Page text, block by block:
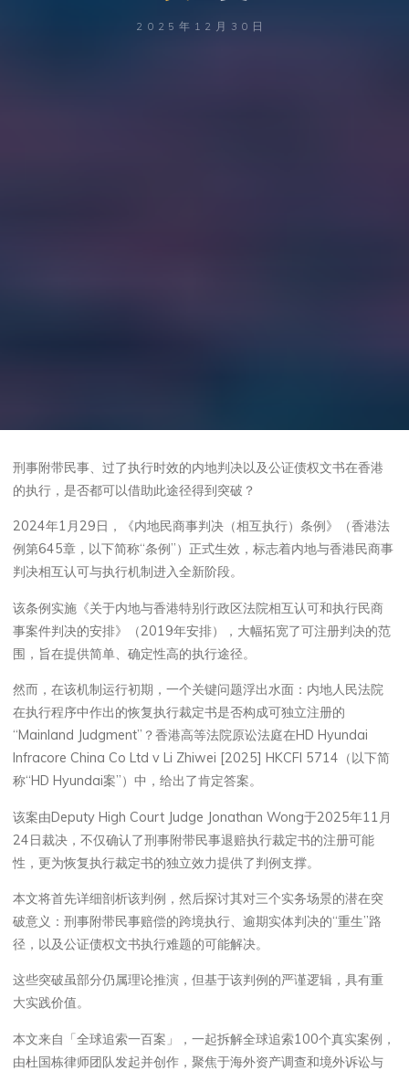
2025年12月30日
刑事附带民事、过了执行时效的内地判决以及公证债权文书在香港
的执行，是否都可以借助此途径得到突破？
2024年1月29日，《内地民商事判决（相互执行）条例》（香港法
例第645章，以下简称“条例”）正式生效，标志着内地与香港民商事
判决相互认可与执行机制进入全新阶段。
该条例实施《关于内地与香港特别行政区法院相互认可和执行民商
事案件判决的安排》（2019年安排），大幅拓宽了可注册判决的范
围，旨在提供简单、确定性高的执行途径。
然而，在该机制运行初期，一个关键问题浮出水面：内地人民法院
在执行程序中作出的恢复执行裁定书是否构成可独立注册的
“Mainland Judgment”？香港高等法院原讼法庭在HD Hyundai
Infracore China Co Ltd v Li Zhiwei [2025] HKCFI 5714（以下简
称“HD Hyundai案”）中，给出了肯定答案。
该案由Deputy High Court Judge Jonathan Wong于2025年11月
24日裁决，不仅确认了刑事附带民事退赔执行裁定书的注册可能
性，更为恢复执行裁定书的独立效力提供了判例支撑。
本文将首先详细剖析该判例，然后探讨其对三个实务场景的潜在突
破意义：刑事附带民事赔偿的跨境执行、逾期实体判决的“重生”路
径，以及公证债权文书执行难题的可能解决。
这些突破虽部分仍属理论推演，但基于该判例的严谨逻辑，具有重
大实践价值。
本文来自「全球追索一百案」，一起拆解全球追索100个真实案例，
由杜国栋律师团队发起并创作，聚焦于海外资产调查和境外诉讼与